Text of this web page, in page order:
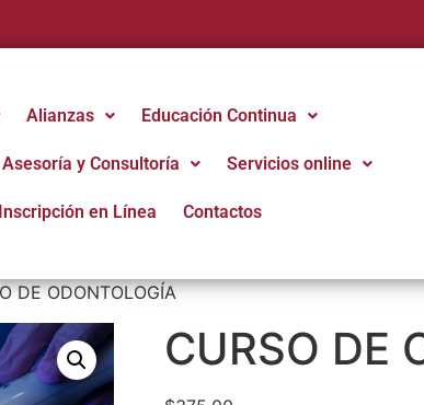
Alianzas Educación Continua
Asesoría y Consultoría Servicios online
Inscripción en Línea Contactos
DE ODONTOLOGÍA
CURSO DE